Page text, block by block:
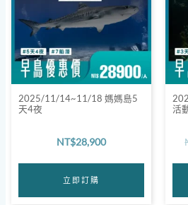
供全額退款。
※埃及當地無颱風或雨季等天氣
定，除非遇到強風，否則行程通
因活動需提前預訂，取消政策將
不同，以確保彈性和公平。
2025/11/14~11/18 媽媽島5
天4夜
NT$28,900
立即訂購
活